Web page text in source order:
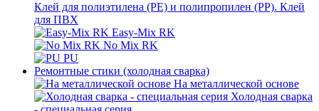
Клей для полиэтилена (PE) и полипропилен (PP). Клей
для ПВХ
Easy-Mix RK
No Mix RK
PU
Ремонтные стики (холодная сварка)
На металлической основе
Холодная сварка